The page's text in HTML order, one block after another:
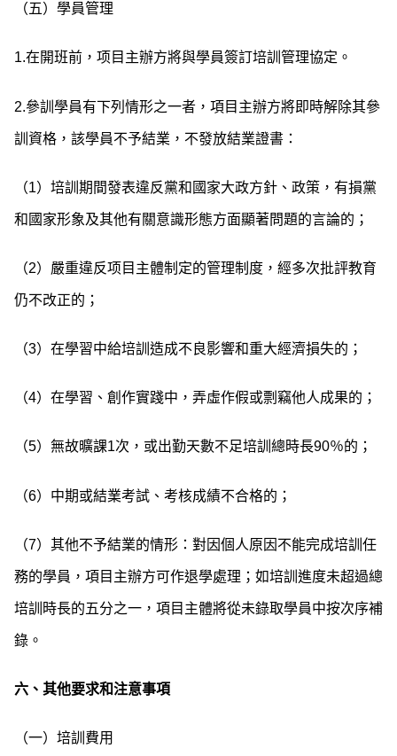
（五）學員管理
1.在開班前，项目主辦方將與學員簽訂培訓管理協定。
2.參訓學員有下列情形之一者，項目主辦方將即時解除其參
訓資格，該學員不予結業，不發放結業證書：
（1）培訓期間發表違反黨和國家大政方針、政策，有損黨
和國家形象及其他有關意識形態方面顯著問題的言論的；
（2）嚴重違反项目主體制定的管理制度，經多次批評教育
仍不改正的；
（3）在學習中給培訓造成不良影響和重大經濟損失的；
（4）在學習、創作實踐中，弄虛作假或剽竊他人成果的；
（5）無故曠課1次，或出勤天數不足培訓總時長90％的；
（6）中期或結業考試、考核成績不合格的；
（7）其他不予結業的情形：對因個人原因不能完成培訓任
務的學員，項目主辦方可作退學處理；如培訓進度未超過總
培訓時長的五分之一，項目主體將從未錄取學員中按次序補
錄。
六、其他要求和注意事項
（一）培訓費用